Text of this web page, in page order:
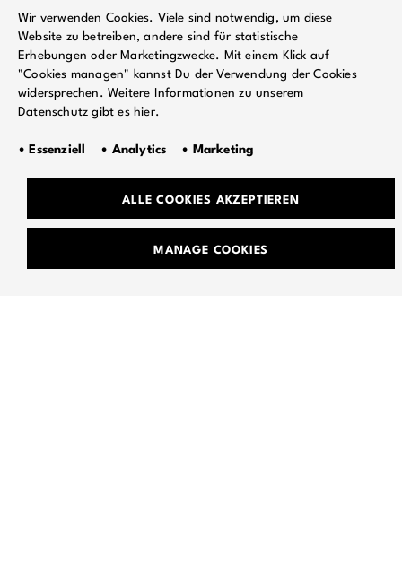
Mit diesem Soli-Konzert besteht die schöne Möglichkeit, zusätzlich
zum Ticket, noch eine Spende für zivile Seenotrettung dazulassen.
Dies geschieht in Zusammenarbeit mit der Solidarity and
Resistance (SAR), welche den Weiterbetrieb der zivilen
Seenotflotte unterstützt, sowie von Kriminalisierung betroffene
Aktivist:innen und Geflüchtete supportet. SAR plant das 2017
beschlagnahmte Rettungsschiff IUVENTA nach dem Freispruch
wieder in den Einsatz zu bringen. Wir werden nicht müde es zu
wiederholen: Seenotrettung ist kein Verbrechen und geht uns alle
an. Humanität ist nicht verhandelbar.
Wir verwenden Cookies. Viele sind notwendig, um diese
Website zu betreiben, andere sind für statistische
Erhebungen oder Marketingzwecke. Mit einem Klick auf
"Cookies managen" kannst Du der Verwendung der Cookies
widersprechen. Weitere Informationen zu unserem
Datenschutz gibt es hier.
• Essenziell • Analytics • Marketing
ALLE COOKIES AKZEPTIEREN
MANAGE COOKIES